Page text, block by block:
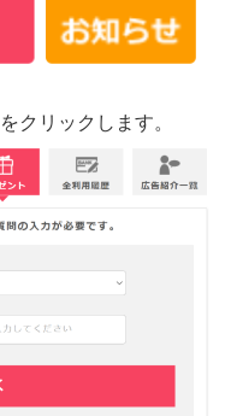
クリックします。